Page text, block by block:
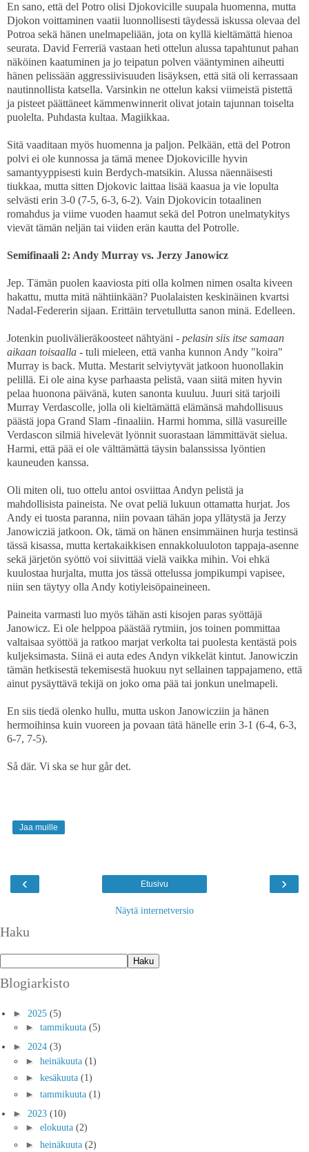
En sano, että del Potro olisi Djokovicille suupala huomenna, mutta
Djokon voittaminen vaatii luonnollisesti täydessä iskussa olevaa del
Potroa sekä hänen unelmapeliään, jota on kyllä kieltämättä hienoa
seurata. David Ferreriä vastaan heti ottelun alussa tapahtunut pahan
näköinen kaatuminen ja jo teipatun polven vääntyminen aiheutti
hänen pelissään aggressiivisuuden lisäyksen, että sitä oli kerrassaan
nautinnollista katsella. Varsinkin ne ottelun kaksi viimeistä pistettä
ja pisteet päättäneet kämmenwinnerit olivat jotain tajunnan toiselta
puolelta. Puhdasta kultaa. Magiikkaa.
Sitä vaaditaan myös huomenna ja paljon. Pelkään, että del Potron
polvi ei ole kunnossa ja tämä menee Djokovicille hyvin
samantyyppisesti kuin Berdych-matsikin. Alussa näennäisesti
tiukkaa, mutta sitten Djokovic laittaa lisää kaasua ja vie lopulta
selvästi erin 3-0 (7-5, 6-3, 6-2). Vain Djokovicin totaalinen
romahdus ja viime vuoden haamut sekä del Potron unelmatykitys
vievät tämän neljän tai viiden erän kautta del Potrolle.
Semifinaali 2: Andy Murray vs. Jerzy Janowicz
Jep. Tämän puolen kaaviosta piti olla kolmen nimen osalta kiveen
hakattu, mutta mitä nähtiinkään? Puolalaisten keskinäinen kvartsi
Nadal-Federerin sijaan. Erittäin tervetullutta sanon minä. Edelleen.
Jotenkin puolivälieräkoosteet nähtyäni - pelasin siis itse samaan
aikaan toisaalla - tuli mieleen, että vanha kunnon Andy "koira"
Murray is back. Mutta. Mestarit selviytyvät jatkoon huonollakin
pelillä. Ei ole aina kyse parhaasta pelistä, vaan siitä miten hyvin
pelaa huonona päivänä, kuten sanonta kuuluu. Juuri sitä tarjoili
Murray Verdascolle, jolla oli kieltämättä elämänsä mahdollisuus
päästä jopa Grand Slam -finaaliin. Harmi homma, sillä vasureille
Verdascon silmiä hivelevät lyönnit suorastaan lämmittävät sielua.
Harmi, että pää ei ole välttämättä täysin balanssissa lyöntien
kauneuden kanssa.
Oli miten oli, tuo ottelu antoi osviittaa Andyn pelistä ja
mahdollisista paineista. Ne ovat peliä lukuun ottamatta hurjat. Jos
Andy ei tuosta paranna, niin povaan tähän jopa yllätystä ja Jerzy
Janowicziä jatkoon. Ok, tämä on hänen ensimmäinen hurja testinsä
tässä kisassa, mutta kertakaikkisen ennakkoluuloton tappaja-asenne
sekä järjetön syöttö voi siivittää vielä vaikka mihin. Voi ehkä
kuulostaa hurjalta, mutta jos tässä ottelussa jompikumpi vapisee,
niin sen täytyy olla Andy kotiyleisöpaineineen.
Paineita varmasti luo myös tähän asti kisojen paras syöttäjä
Janowicz. Ei ole helppoa päästää rytmiin, jos toinen pommittaa
valtaisaa syöttöä ja ratkoo marjat verkolta tai puolesta kentästä pois
kuljeksimasta. Siinä ei auta edes Andyn vikkelät kintut. Janowiczin
tämän hetkisestä tekemisestä huokuu nyt sellainen tappajameno, että
ainut pysäyttävä tekijä on joko oma pää tai jonkun unelmapeli.
En siis tiedä olenko hullu, mutta uskon Janowicziin ja hänen
hermoihinsa kuin vuoreen ja povaan tätä hänelle erin 3-1 (6-4, 6-3,
6-7, 7-5).
Så där. Vi ska se hur går det.
Jaa muille
‹ ›
Etusivu
Näytä internetversio
Haku
Blogiarkisto
► 2025 (5)
► tammikuuta (5)
► 2024 (3)
► heinäkuuta (1)
► kesäkuuta (1)
► tammikuuta (1)
► 2023 (10)
► elokuuta (2)
► heinäkuuta (2)